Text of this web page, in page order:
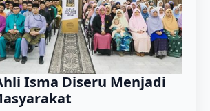
Isma Diseru Menjadi